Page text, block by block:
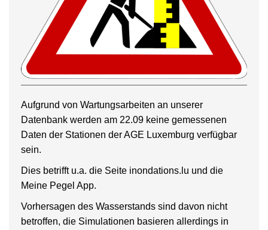
Aufgrund von Wartungsarbeiten an unserer
Datenbank werden am 22.09 keine gemessenen
Daten der Stationen der AGE Luxemburg verfügbar
sein.
Dies betrifft u.a. die Seite inondations.lu und die
Meine Pegel App.
Vorhersagen des Wasserstands sind davon nicht
betroffen, die Simulationen basieren allerdings in